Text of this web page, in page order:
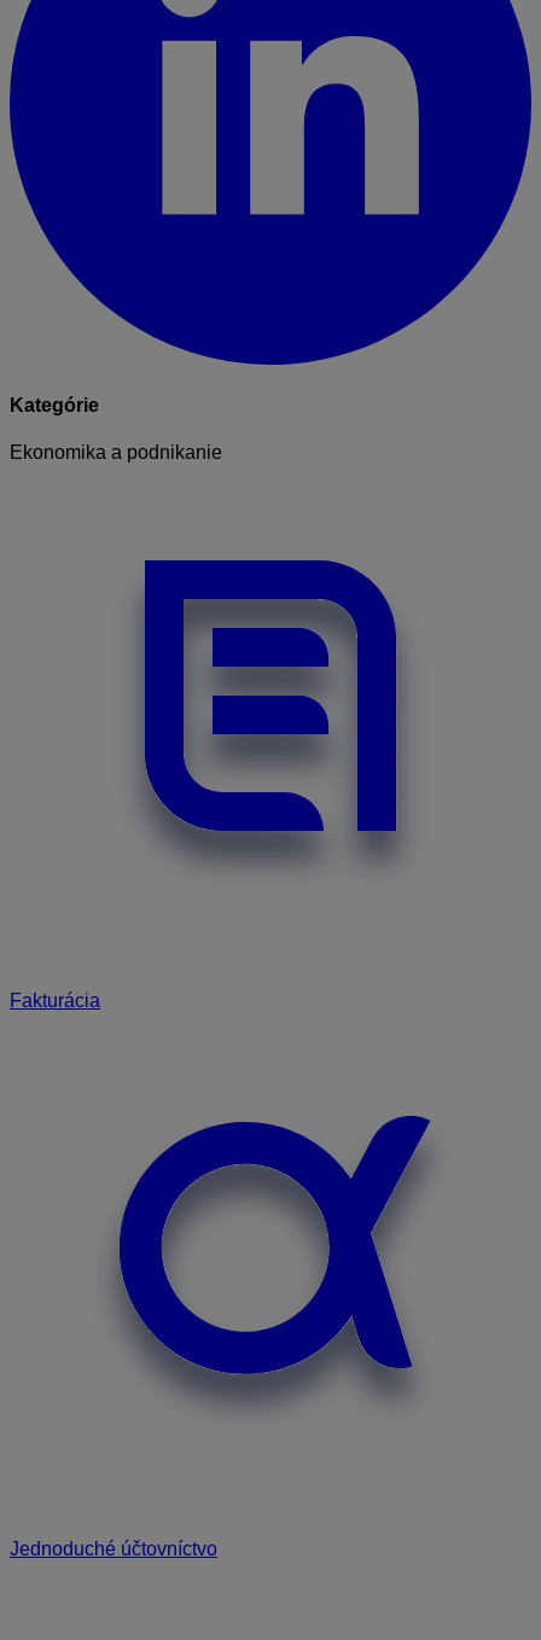
Kategórie
Ekonomika a podnikanie
Fakturácia
Jednoduché účtovníctvo